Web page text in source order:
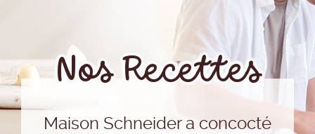
Nos Recettes
Maison Schneider a concocté